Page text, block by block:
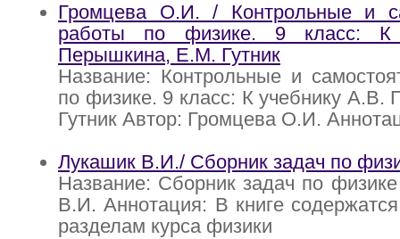
Громцева О.И. / Контрольные и
работы по физике. 9 класс: К
Перышкина, Е.М. Гутник
Название: Контрольные и
по физике. 9 класс: К учебнику
Гутник Автор: Громцева О.И.
Лукашик В.И./ Сборник задач по
Название: Сборник задач по
В.И. Аннотация: В книге
разделам курса физики